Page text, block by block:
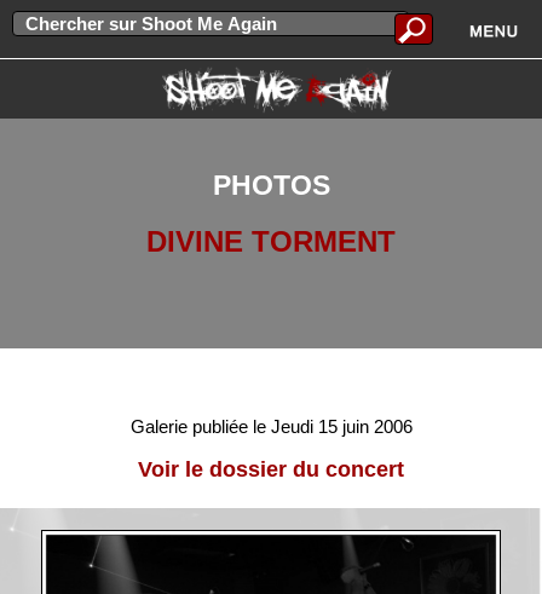
PHOTOS
DIVINE TORMENT
Galerie publiée le Jeudi 15 juin 2006
Voir le dossier du concert